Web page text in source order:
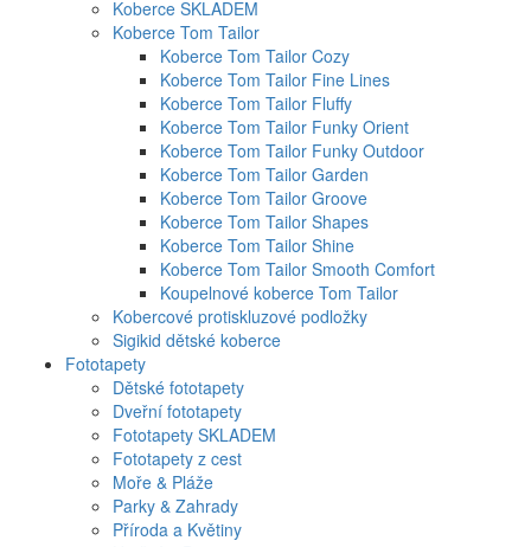
Koberce SKLADEM
Koberce Tom Tailor
Koberce Tom Tailor Cozy
Koberce Tom Tailor Fine Lines
Koberce Tom Tailor Fluffy
Koberce Tom Tailor Funky Orient
Koberce Tom Tailor Funky Outdoor
Koberce Tom Tailor Garden
Koberce Tom Tailor Groove
Koberce Tom Tailor Shapes
Koberce Tom Tailor Shine
Koberce Tom Tailor Smooth Comfort
Koupelnové koberce Tom Tailor
Kobercové protiskluzové podložky
Sigikid dětské koberce
Fototapety
Dětské fototapety
Dveřní fototapety
Fototapety SKLADEM
Fototapety z cest
Moře & Pláže
Parky & Zahrady
Příroda a Květiny